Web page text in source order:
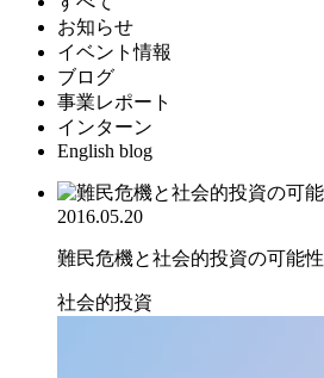
お知らせ
イベント情報
ブログ
事業レポート
インターン
English blog
2016.05.20
難民危機と社会的投資の可能性
社会的投資